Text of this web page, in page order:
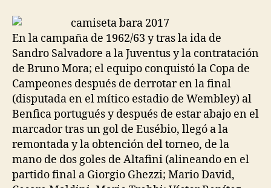
En la campaña de 1962/63 y tras la ida de
Sandro Salvadore a la Juventus y la contratación
de Bruno Mora; el equipo conquistó la Copa de
Campeones después de derrotar en la final
(disputada en el mítico estadio de Wembley) al
Benfica portugués y después de estar abajo en el
marcador tras un gol de Eusébio, llegó a la
remontada y la obtención del torneo, de la
mano de dos goles de Altafini (alineando en el
partido final a Giorgio Ghezzi; Mario David,